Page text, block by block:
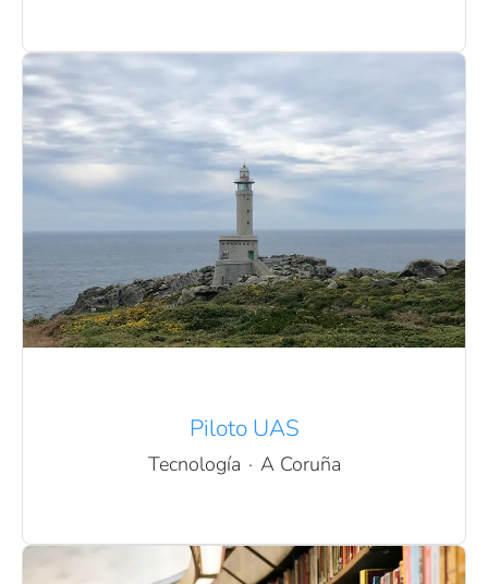
Piloto UAS
Tecnología · A Coruña